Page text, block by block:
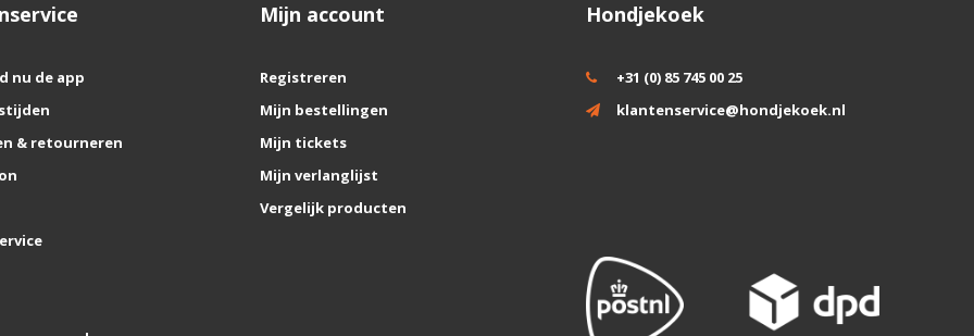
nu de app
& retourneren
Mijn account
Registreren
Mijn bestellingen
Mijn tickets
Mijn verlanglijst
Vergelijk producten
Hondjekoek
+31 (0) 85 745 00 25
klantenservice@hondjekoek.nl